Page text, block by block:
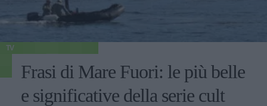
TV
Frasi di Mare Fuori: le più belle
e significative della serie cult